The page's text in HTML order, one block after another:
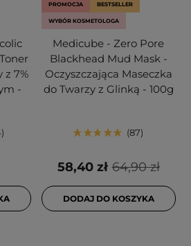
z 7%
-
PROMOCJA BESTSELLER
WYBÓR KOSMETOLOGA
Medicube - Zero Pore
Blackhead Mud Mask -
Oczyszczająca Maseczka
do Twarzy z Glinką - 100g
87
64,90 zł
58,40 zł
DODAJ DO KOSZYKA